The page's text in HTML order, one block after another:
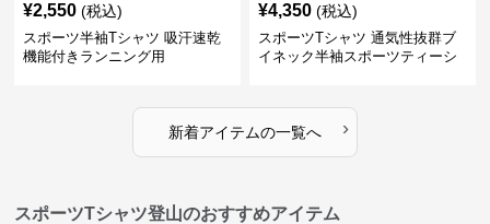
¥2,550 (税込)
スポーツ半袖Tシャツ 吸汗速乾
機能付きランニング用
¥4,350 (税込)
スポーツTシャツ 通気性抜群ブ
イネック半袖スポーツティーシ
新着アイテムの一覧へ ›
スポーツTシャツ登山のおすすめアイテム